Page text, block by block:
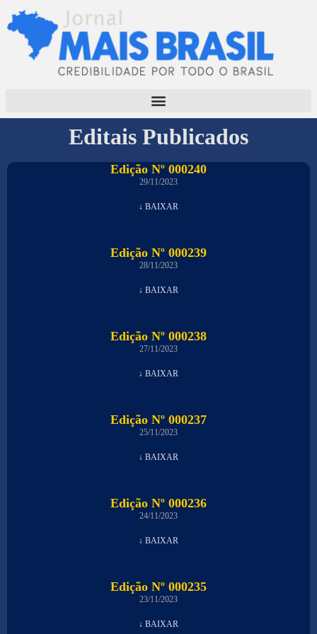
Editais Publicados
Edição Nº 000240
29/11/2023
↓ BAIXAR
Edição Nº 000239
28/11/2023
↓ BAIXAR
Edição Nº 000238
27/11/2023
↓ BAIXAR
Edição Nº 000237
25/11/2023
↓ BAIXAR
Edição Nº 000236
24/11/2023
↓ BAIXAR
Edição Nº 000235
23/11/2023
↓ BAIXAR